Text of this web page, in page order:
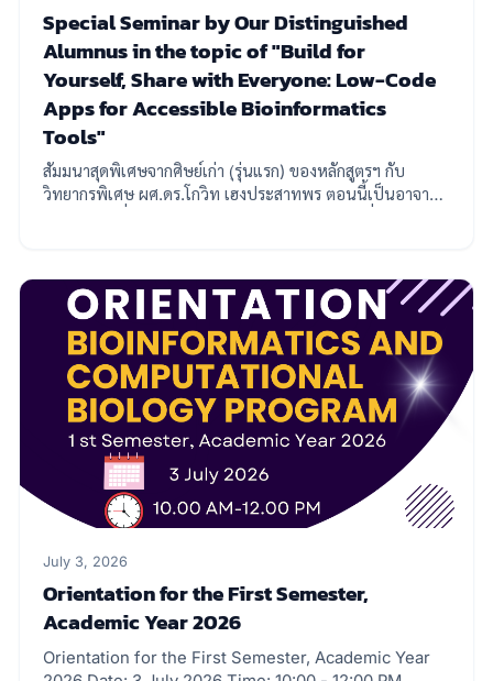
Special Seminar by Our Distinguished
Alumnus in the topic of "Build for
Yourself, Share with Everyone: Low-Code
Apps for Accessible Bioinformatics
Tools"
สัมมนาสุดพิเศษจากศิษย์เก่า (ุรุ่นแรก) ของหลักสูตรฯ กับ
วิทยากรพิเศษ ผศ.ดร.โกวิท เฮงประสาทพร ตอนนี้เป็นอาจารย์
Bioinformatics Tools" วันที่ 5 สิงหาคม 2569 เวลา 11:00-
12:00 น. ณ ห้อง 608-5 ชั้น 6 ตึกมหาวชิรุณหิศ (ตึก
คณิตศาสตร์) คณะวิทยาศาสตร์ จุฬาลงกรณ์มหาวิทยาลัย
Special Seminar by Our Distinguished Alumnus Join
us for a special seminar featuring Asst. Prof. Dr.
Kowit Hengprasathporn, one of the first graduates
of our Bioinformatics and Computational Biology
Program, who is currently a faculty member and
researcher at the University of Tsukuba, Japan.
Build for Yourself, Share with Everyone: Low-Code
Apps for Accessible Bioinformatics Tools 📅 Date: 5
Room 608-5, 6th Floor, Maha Vajirunhis Building
(Mathematics Building), Faculty of Science,
Chulalongkorn University We warmly invite all
students, faculty members, researchers, and
anyone interested in bioinformatics to join this
July 3, 2026
Orientation for the First Semester,
Academic Year 2026
Orientation for the First Semester, Academic Year